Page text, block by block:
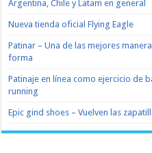
Argentina, Chile y Latam en general
Nueva tienda oficial Flying Eagle
Patinar – Una de las mejores
forma
Patinaje en línea como ejercicio de
running
Epic gind shoes – Vuelven las